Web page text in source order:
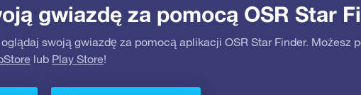
gwiazdę za pomocą OSR Star
swoją gwiazdę za pomocą aplikacji OSR Star Finder. Możesz
lub Play Store!